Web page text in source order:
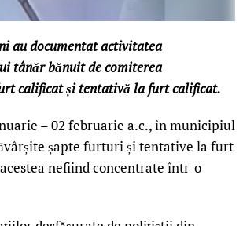
au documentat activitatea
tânăr bănuit de comiterea
calificat și tentativă la furt calificat.
– 02 februarie a.c., în municipiul
șapte furturi și tentative la furt
nefiind concentrate într-o